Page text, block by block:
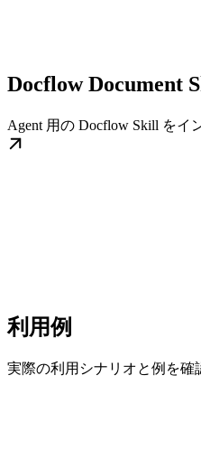
Docflow Document
Agent 用の Docflow Skill をイ
利用例
実際の利用シナリオと例を確